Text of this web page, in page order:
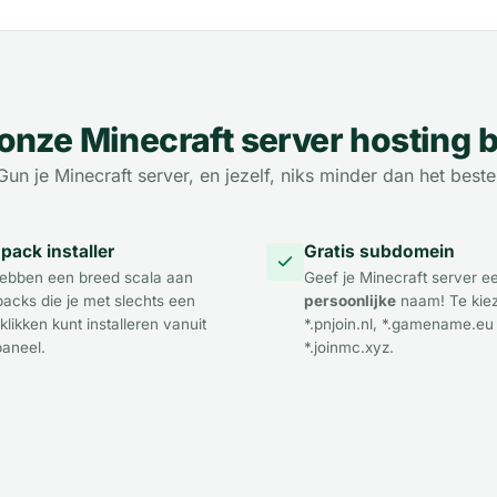
Minecraft server hosting
je Minecraft server, en jezelf, niks minder dan het
installer
een breed scala aan
die je met slechts een
kunt installeren vanuit
Gratis subdomein
Geef je Minecraft server
persoonlijke naam! Te
*.pnjoin.nl, *.gamename.eu
*.joinmc.xyz.